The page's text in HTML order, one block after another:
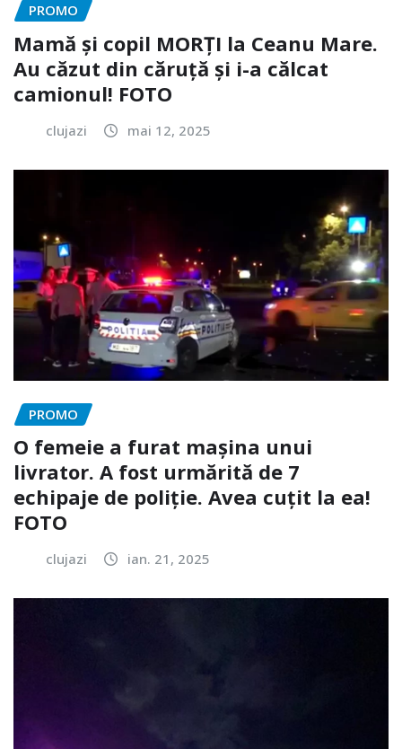
PROMO
Mamă și copil MORȚI la Ceanu Mare.
Au căzut din căruță și i-a călcat
camionul! FOTO
clujazi mai 12, 2025
PROMO
O femeie a furat mașina unui
livrator. A fost urmărită de 7
echipaje de poliție. Avea cuțit la ea!
FOTO
clujazi ian. 21, 2025